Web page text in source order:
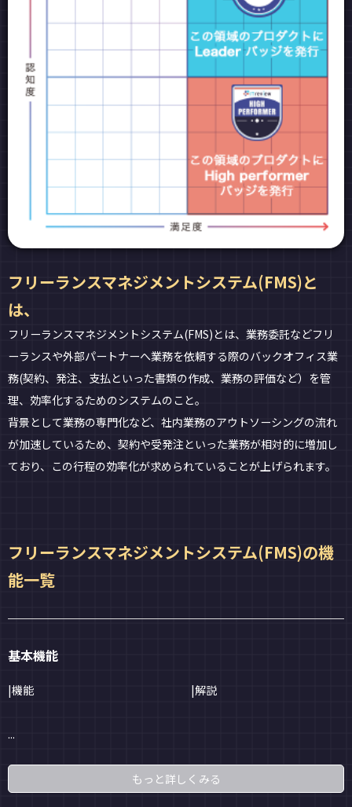
フリーランスマネジメントシステム(FMS)と
は、
フリーランスマネジメントシステム(FMS)とは、業務委託などフリ
ーランスや外部パートナーへ業務を依頼する際のバックオフィス業
務(契約、発注、支払といった書類の作成、業務の評価など）を管
理、効率化するためのシステムのこと。
背景として業務の専門化など、社内業務のアウトソーシングの流れ
が加速しているため、契約や受発注といった業務が相対的に増加し
ており、この行程の効率化が求められていることが上げられます。
フリーランスマネジメントシステム(FMS)の機
能一覧
基本機能
|機能 |解説
...
もっと詳しくみる